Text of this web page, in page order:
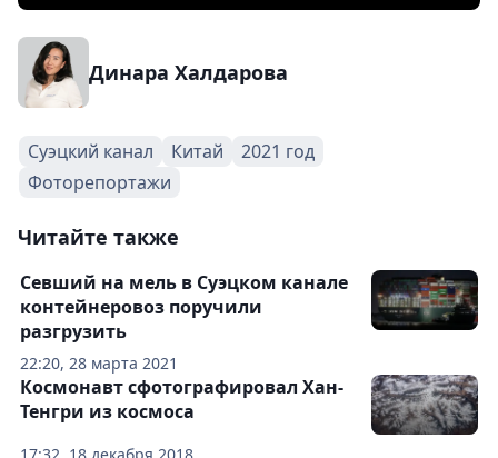
Динара Халдарова
Суэцкий канал Китай
2021 год
Фоторепортажи
Читайте также
22:20, 28 марта 2021
Севший на мель в Суэцком канале
контейнеровоз поручили
разгрузить
Космонавт сфотографировал Хан-
Тенгри из космоса